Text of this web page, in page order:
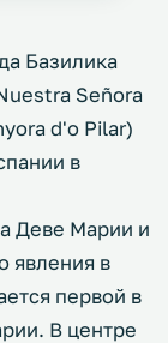
Базилика
Señora
d'o Pilar)
в
Деве Марии и
явления в
первой в
В центре